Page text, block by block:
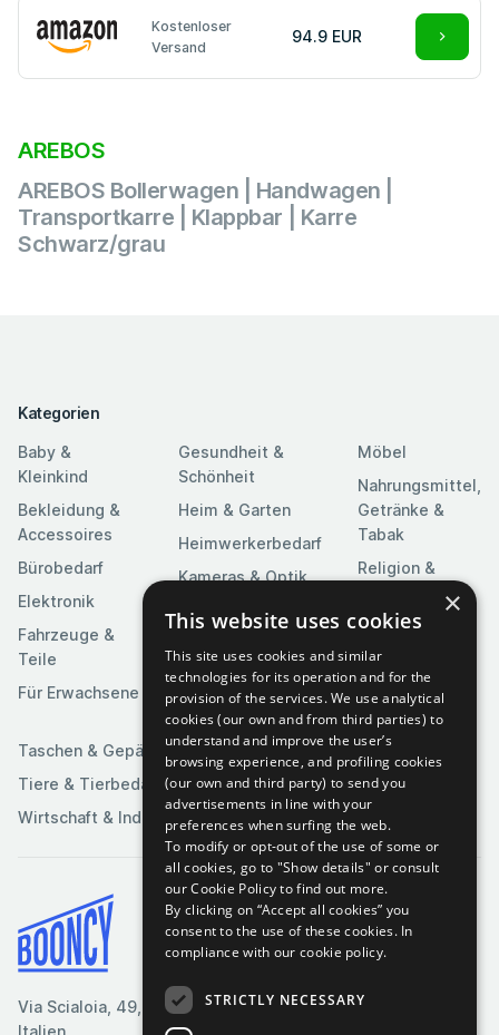
Kostenloser
Versand
94.9 EUR
AREBOS
AREBOS Bollerwagen | Handwagen |
Transportkarre | Klappbar | Karre
Schwarz/grau
Kategorien
Baby &
Kleinkind
Bekleidung &
Accessoires
Bürobedarf
Elektronik
Fahrzeuge &
Teile
Für Erwachsene
Gesundheit &
Schönheit
Heim & Garten
Heimwerkerbedarf
Kameras & Optik
Kunst &
Unterhaltung
Medien
Möbel
Nahrungsmittel,
Getränke &
Tabak
Religion &
Feierlichkeiten
Software
Spielzeuge &
Spiele
Sportartikel
Taschen & Gepäck
Tiere & Tierbedarf
Wirtschaft & Industrie
Via Scialoia, 49, Florenz,
Italien
Bedingungen & Konditionen
Cookie-Richtlinie
Datenschutzrichtlinie
×
This website uses cookies
This site uses cookies and similar
technologies for its operation and for the
provision of the services. We use analytical
cookies (our own and from third parties) to
understand and improve the user’s
browsing experience, and profiling cookies
(our own and third party) to send you
advertisements in line with your
preferences when surfing the web.
To modify or opt-out of the use of some or
all cookies, go to "Show details" or consult
our Cookie Policy to find out more.
By clicking on “Accept all cookies” you
consent to the use of these cookies. In
compliance with our cookie policy.
STRICTLY NECESSARY